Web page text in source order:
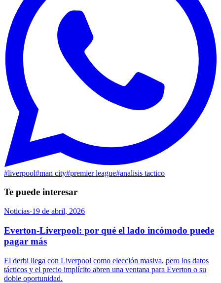
#liverpool#man city#premier league#analisis tactico
Te puede interesar
Noticias·19 de abril, 2026
Everton-Liverpool: por qué el lado incómodo puede
pagar más
El derbi llega con Liverpool como elección masiva, pero los datos
tácticos y el precio implícito abren una ventana para Everton o su
doble oportunidad.